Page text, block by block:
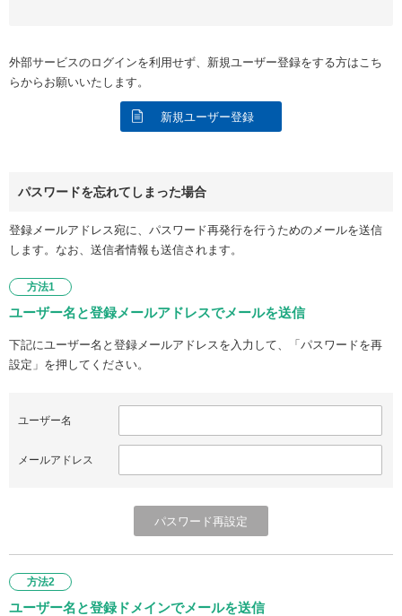
外部サービスのログインを利用せず、新規ユーザー登録をする方はこち
らからお願いいたします。
新規ユーザー登録
パスワードを忘れてしまった場合
登録メールアドレス宛に、パスワード再発行を行うためのメールを送信
します。なお、送信者情報も送信されます。
方法1
ユーザー名と登録メールアドレスでメールを送信
下記にユーザー名と登録メールアドレスを入力して、「パスワードを再
設定」を押してください。
ユーザー名
メールアドレス
方法2
ユーザー名と登録ドメインでメールを送信